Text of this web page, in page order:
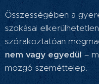
Összességében a
szokásai
szórakoztatóan
nem vagy egyedül –
mozgó szeméttelep.